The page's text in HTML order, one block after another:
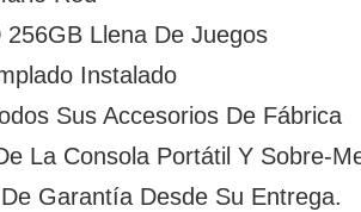
256GB Llena De Juegos
Instalado
Sus Accesorios De Fábrica
La Consola Portátil Y Sobre-
Garantía Desde Su Entrega.